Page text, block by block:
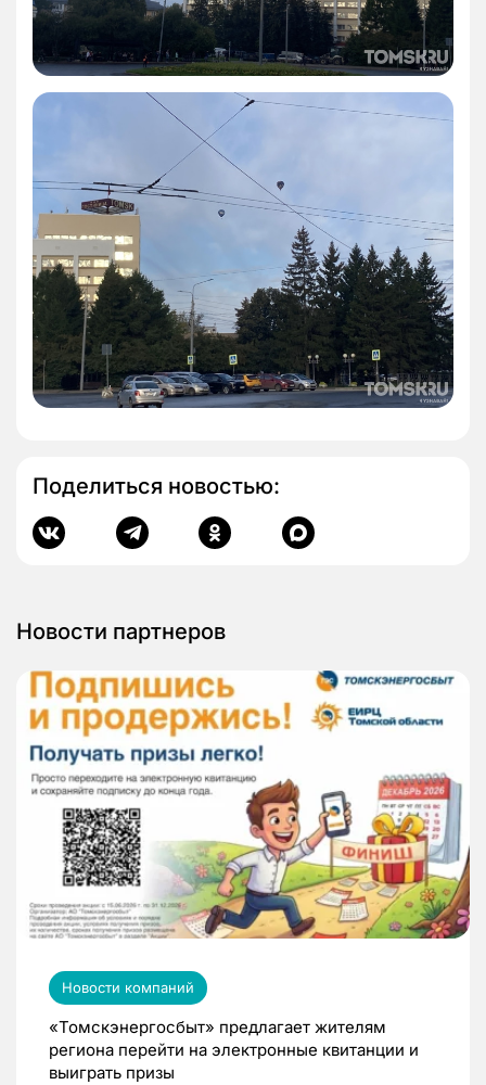
Поделиться новостью:
Новости партнеров
Новости компаний
«Томскэнергосбыт» предлагает жителям
региона перейти на электронные квитанции и
выиграть призы